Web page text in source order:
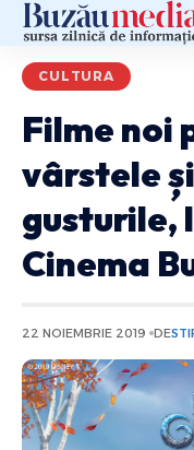
CULTURA
Filme noi
vârstele
gusturile,
Cinema
22 NOIEMBRIE 2019 DE